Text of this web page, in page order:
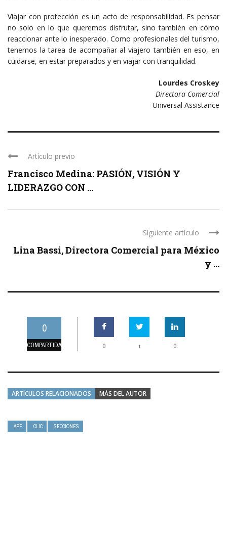
Viajar con protección es un acto de responsabilidad. Es pensar
no solo en lo que queremos disfrutar, sino también en cómo
reaccionar ante lo inesperado. Como profesionales del turismo,
tenemos la tarea de acompañar al viajero también en eso, en
cuidarse, en estar preparados y en viajar con tranquilidad.
Lourdes Croskey
Directora Comercial
Universal Assistance
Artículo previo
Francisco Medina: PASIÓN, VISIÓN Y
LIDERAZGO CON ...
Siguiente artículo
Lina Bassi, Directora Comercial para México
y ...
0
COMPARTIDAS 0 + 0
ARTÍCULOS RELACIONADOS MÁS DEL AUTOR
APP CLIC SECCIONES